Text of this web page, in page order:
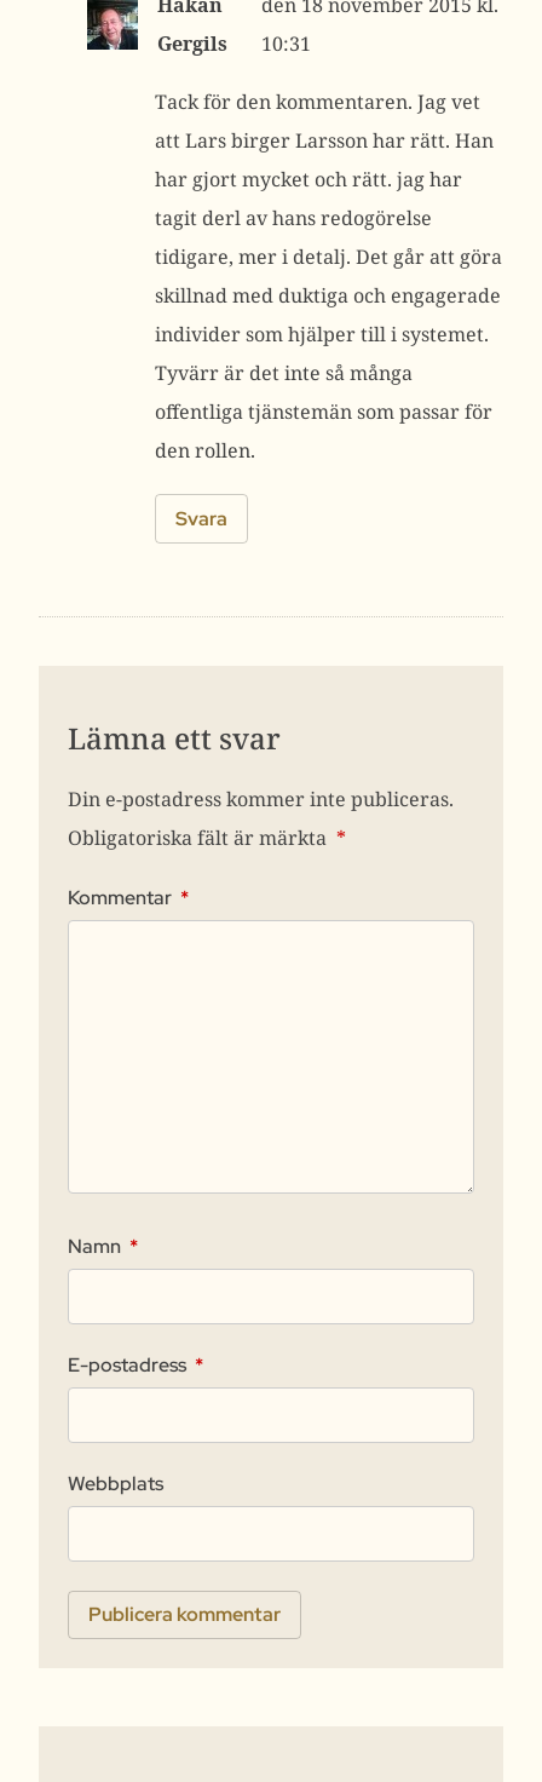
Gergils
10:31
Tack för den kommentaren. Jag vet
att Lars birger Larsson har rätt. Han
har gjort mycket och rätt. jag har
tagit derl av hans redogörelse
tidigare, mer i detalj. Det går att göra
skillnad med duktiga och engagerade
individer som hjälper till i systemet.
Tyvärr är det inte så många
offentliga tjänstemän som passar för
den rollen.
Svara
Lämna ett svar
Din e-postadress kommer inte publiceras.
Obligatoriska fält är märkta *
Kommentar *
Namn *
E-postadress *
Webbplats